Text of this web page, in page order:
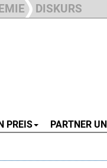
DISKURS
PREIS PARTNER